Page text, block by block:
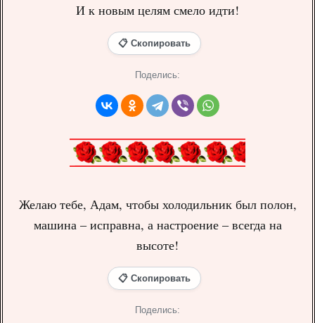
И к новым целям смело идти!
📋 Скопировать
Поделись:
Желаю тебе, Адам, чтобы холодильник был полон,
машина – исправна, а настроение – всегда на
высоте!
📋 Скопировать
Поделись: